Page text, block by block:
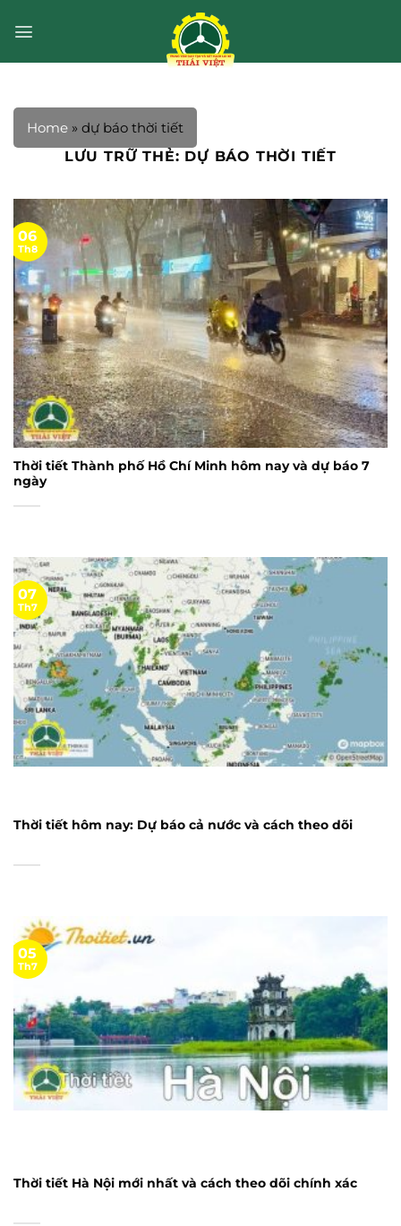
qua
Home » dự báo thời tiết
LƯU TRỮ THẺ: DỰ BÁO THỜI TIẾT
Thời tiết Thành phố Hồ Chí Minh hôm nay và dự báo 7
ngày
06
Th8
Thời tiết hôm nay: Dự báo cả nước và cách theo dõi
07
Th7
Thời tiết Hà Nội mới nhất và cách theo dõi chính xác
05
Th7